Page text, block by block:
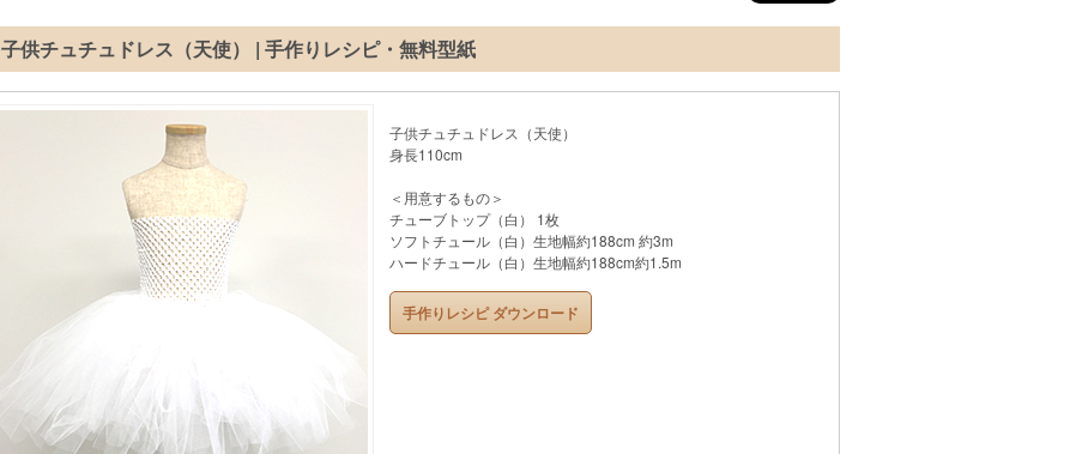
子供チュチュドレス（天使） | 手作りレシピ・無料型紙
子供チュチュドレス（天使）
身長110cm
＜用意するもの＞
チューブトップ（白） 1枚
ソフトチュール（白）生地幅約188cm 約3m
ハードチュール（白）生地幅約188cm約1.5m
手作りレシピ ダウンロード